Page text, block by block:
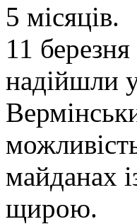
5 місяців.
11
надійшли
майданах
щирою.